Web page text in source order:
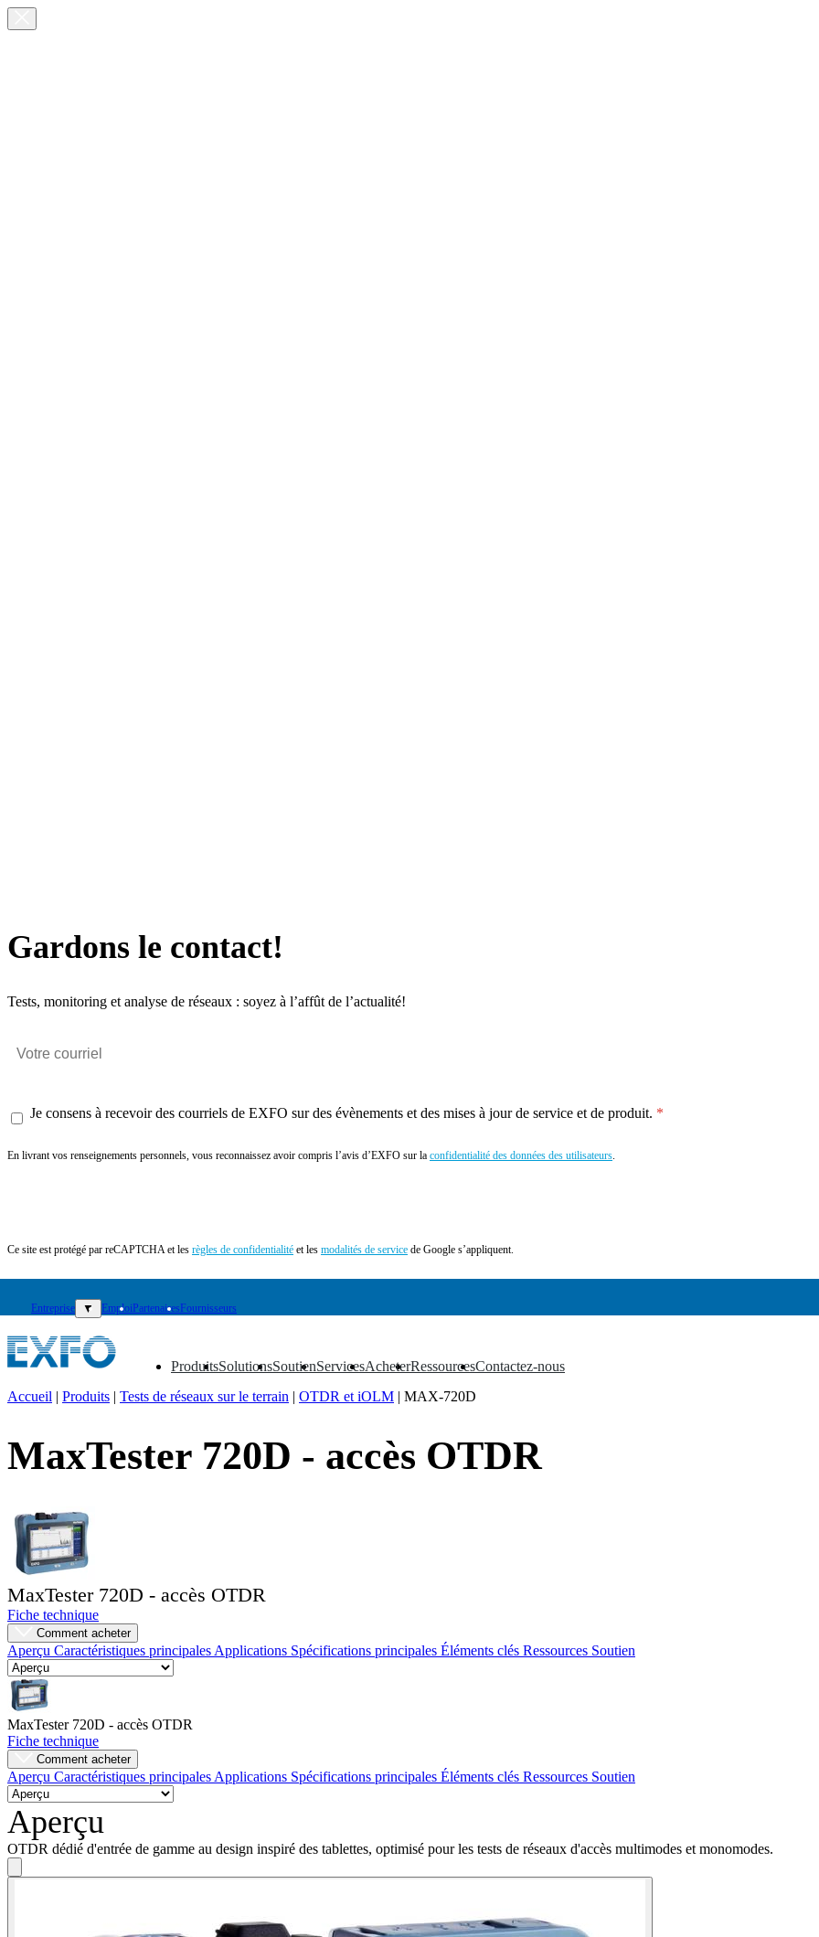
Gardons le contact!
Tests, monitoring et analyse de réseaux : soyez à l’affût de l’actualité!
Je consens à recevoir des courriels de EXFO sur des évènements et des mises à jour de service et de produit.
En livrant vos renseignements personnels, vous reconnaissez avoir compris l’avis d’EXFO sur la confidentialité des données des utilisateurs.
Ce site est protégé par reCAPTCHA et les règles de confidentialité et les modalités de service de Google s’appliquent.
Entreprise ▼ EmploiPartenairesFournisseurs
Produits
▼ Solutions
▼ Soutien
▼ Services
▼ Acheter
▼ Ressources
▼ Contactez-nous
▼
Produits
Solutions
Services
Acheter
Ressources
Contactez-
nous
S'enregistrer
connecter
Entreprise
Emploi
Partenaires
Fournisseurs
Accueil | Produits | Tests de réseaux sur le terrain | OTDR et iOLM | MAX-720D
MaxTester 720D - accès OTDR
MaxTester 720D - accès OTDR
Fiche technique
Comment acheter
Aperçu Caractéristiques principales Applications Spécifications principales Éléments clés Ressources Soutien
MaxTester 720D - accès OTDR
Fiche technique
Comment acheter
Aperçu Caractéristiques principales Applications Spécifications principales Éléments clés Ressources Soutien
Aperçu
OTDR dédié d'entrée de gamme au design inspiré des tablettes, optimisé pour les tests de réseaux d'accès multimodes et monomodes.